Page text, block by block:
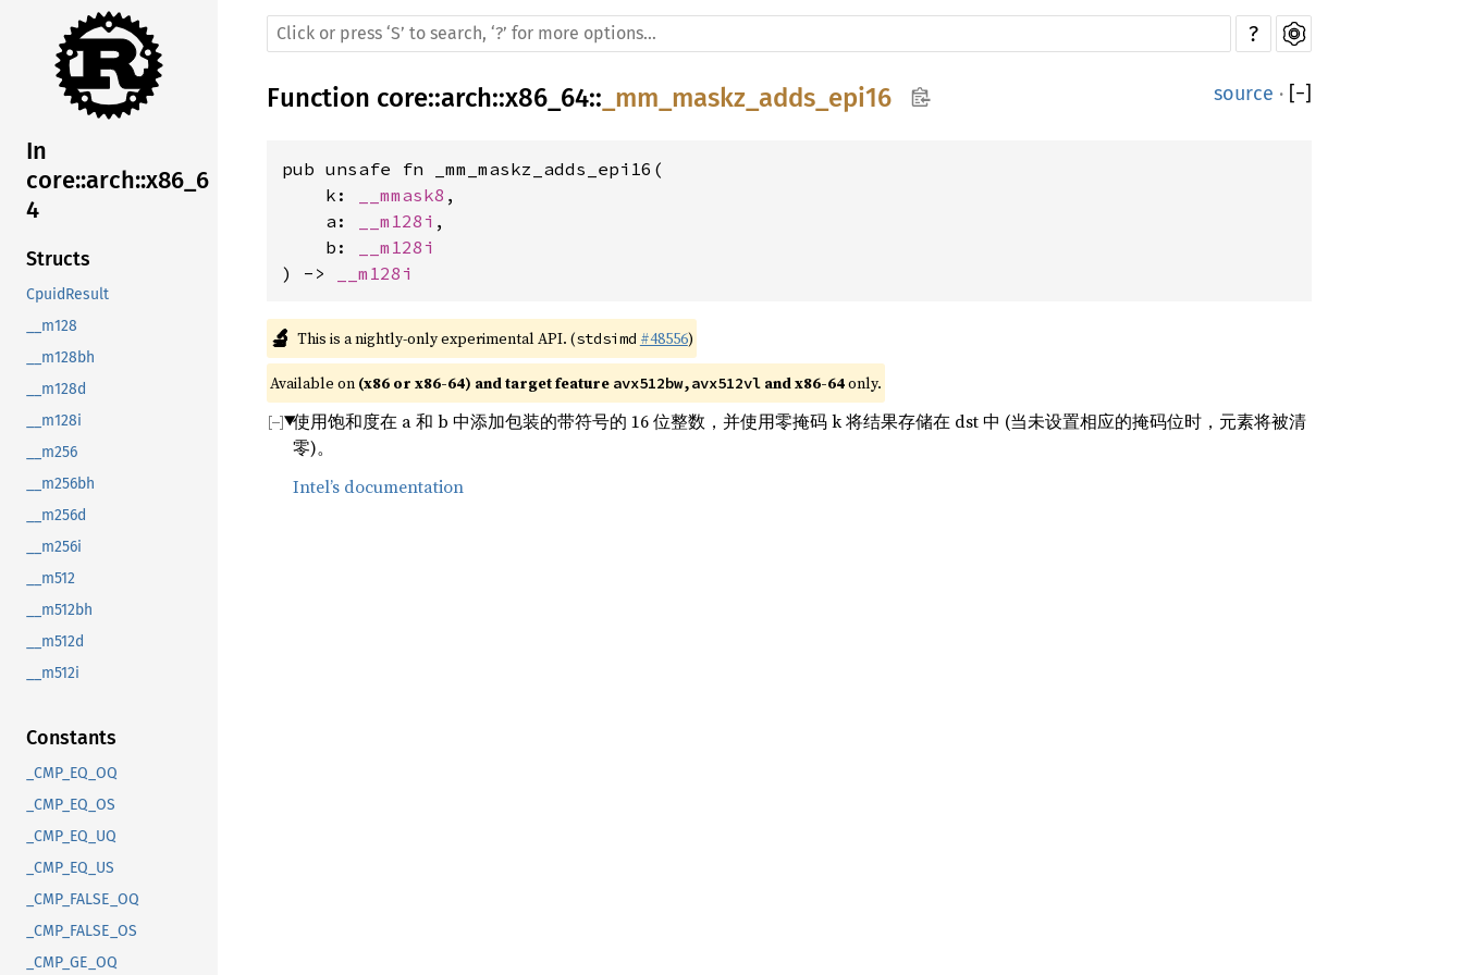
In
core::arch::x86_6
4
Structs
CpuidResult
__m128
__m128bh
__m128d
__m128i
__m256
__m256bh
__m256d
__m256i
__m512
__m512bh
__m512d
__m512i
Constants
_CMP_EQ_OQ
_CMP_EQ_OS
_CMP_EQ_UQ
_CMP_EQ_US
_CMP_FALSE_OQ
_CMP_FALSE_OS
_CMP_GE_OQ
?
Function core::arch::x86_64:: _mm_maskz_adds_epi16 source · [−]
pub unsafe fn _mm_maskz_adds_epi16(
    k:
__mmask8 ,
    a:
__m128i ,
    b:
__m128i
) ->
__m128i
🔬 This is a nightly-only experimental API. (stdsimd #48556)
Available on (x86 or x86-64) and target feature avx512bw,avx512vl and x86-64 only.
使用饱和度在 a 和 b 中添加包装的带符号的 16 位整数，并使用零掩码 k 将结果存储在 dst 中 (当未设置相应的掩码位时，元素将被清
零)。
Intel’s documentation